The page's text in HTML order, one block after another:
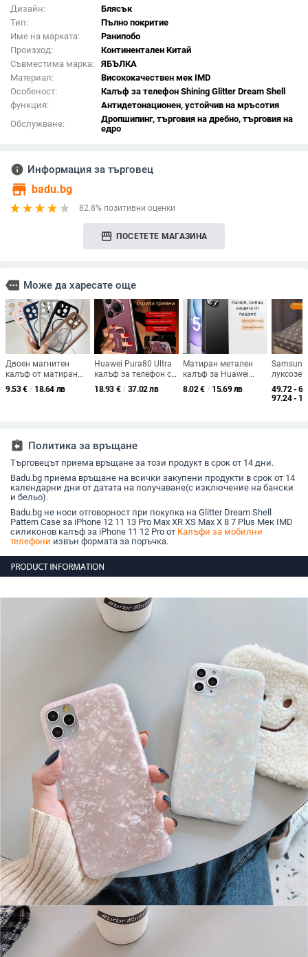
Дизайн:
Блясък
Тип:
Пълно покритие
Име на марката:
Ранипобо
Произход:
Континентален Китай
Съвместима марка:
ЯБЪЛКА
Материал:
Висококачествен мек IMD
Особеност:
Калъф за телефон Shining Glitter Dream Shell
функция:
Антидетонационен, устойчив на мръсотия
Обслужване:
Дропшипинг, търговия на дребно, търговия на
едро
info Информация за търговец
store badu.bg
82.8% позитивни оценки
storefront ПОСЕТЕТЕ МАГАЗИНА
more Може да харесате още
Двоен магнитен
калъф от матиран
поликарбонат за
iPhone 15 Pro Max,
9.53€ / 18.64 лв
Huawei Pura80 Ultra
калъф за телефон с
ремък за китката и
въртяща се
18.93 € / 37.02 лв
Матиран метален
калъф за Huawei
Enjoy 80S, Enjoy 70
Plus, Enjoy 70 Pro и
8.02€ / 15.69 лв
антична
панта и
49.72 -
97.24 -
assignment_return Политика за връщане
Търговецът приема връщане за този продукт в срок от 14 дни.
Badu.bg приема връщане на всички закупени продукти в срок от 14
календарни дни от датата на получаване(с изключение на бански
и бельо).
Badu.bg не носи отговорност при покупка на Glitter Dream Shell
Pattern Case за iPhone 12 11 13 Pro Max XR XS Max X 8 7 Plus Мек IMD
силиконов калъф за iPhone 11 12 Pro от Калъфи за мобилни
телефони извън формата за поръчка.